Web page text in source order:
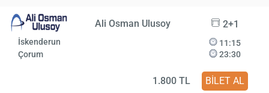
Ali Osman Ulusoy 2+1
İskenderun
Çorum
11:15
23:30
1.800 TL BİLET AL